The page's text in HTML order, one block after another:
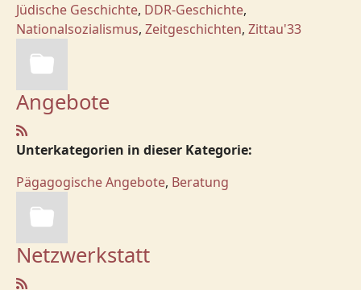
Jüdische Geschichte, DDR-Geschichte,
Nationalsozialismus, Zeitgeschichten, Zittau'33
Angebote
Unterkategorien in dieser Kategorie:
Pägagogische Angebote, Beratung
Netzwerkstatt